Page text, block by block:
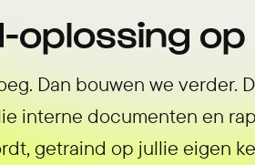
oplossing
Dan bouwen we verder.
interne documenten en
getraind op jullie eigen